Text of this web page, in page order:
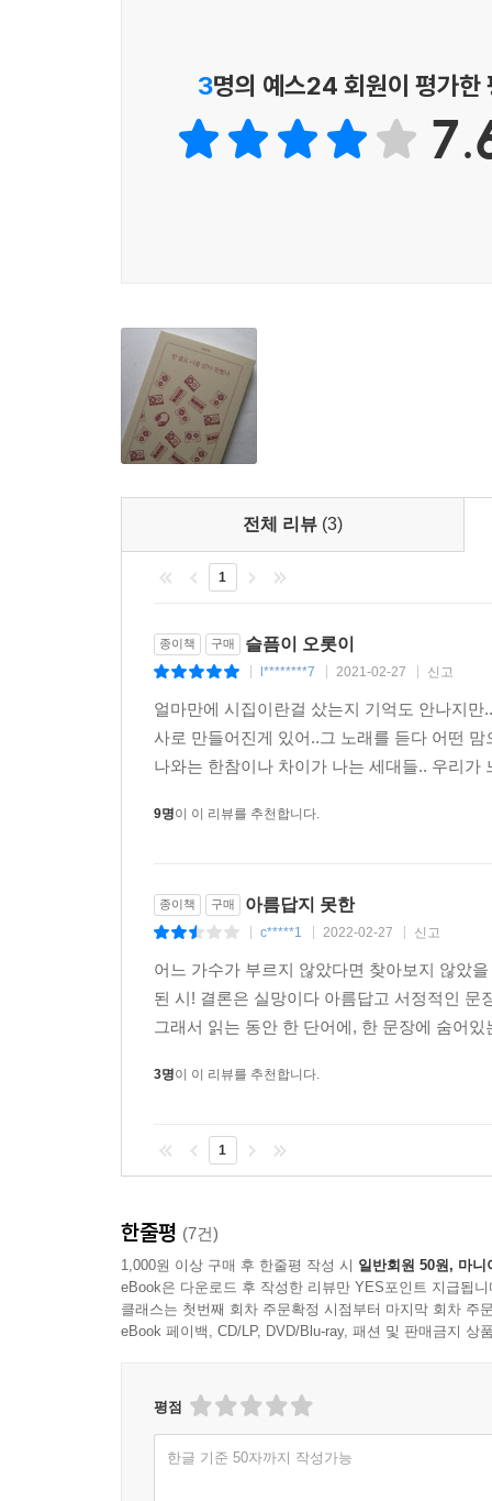
생각했다 위세척을 마치고 돌아오는 길이면 여
내는 동안에도 내가 할 수 있는 건 그저 편지를 적
스스로 읽어보는 것 내가 어떤 사람인지
끝과 눈물과 다음이 계속된다면
우리 서로 끌어안을까요
겹쳐질 수 있나요 두 개의 심장이 가까워지면
무엇을 들을 수 있나요 어둠 속에서
너는 무엇을 듣고 있었나요
온 동네를 뛰어다니다 머리를 붙잡고 뒹굴어요
현악기가 머릿속을 가득 메워요
잠이 와요
꿈속에선 손 닿는 것마다 시들어가요 온몸에 피부
붉은 반점마다 꽃을 그리려는 사람이 있어요
길 잃은 모든 동물들은 미치기 시작해요 자신의 앞
꿈이라는 걸 알아챈 듯이
그는 무엇이 그렇게도 그립고 슬픈 걸까요
끝이 나고 눈물을 흘려도 정말
다음은 계속되는 걸까요
벌써 그렇게 많은 계절이 지났나요
--- p.60
회사 생활이 힘들다고 우는 너에게 그만두라는
다는 게 계속 일할 의지 계속 살아갈 의지가 없다
어떤 사랑은 마른 수건으로 머리카락의 물기를 털
멀쩡해 보여도 이 집에는 곰팡이가 떠다녔다 넓
돈이 필요하고 몇 년은 성실히 일해야 하고 씀씀
3명의 예스24 회원이 평가한
전체 리뷰 (3)
1
종이책 구매 슬픔이 오롯이
l********7 2021-02-27 신고
얼마만에 시집이란걸 샀는지 기억도 안나지
사로 만들어진게 있어..그 노래를 듣다 어떤
나와는 한참이나 차이가 나는 세대들.. 우리
9명이 이 리뷰를 추천합니다.
종이책 구매 아름답지 못한
c*****1 2022-02-27 신고
어느 가수가 부르지 않았다면 찾아보지 않았
된 시! 결론은 실망이다 아름답고 서정적인
그래서 읽는 동안 한 단어에, 한 문장에 숨어
3명이 이 리뷰를 추천합니다.
1
한줄평 (7건)
1,000원 이상 구매 후 한줄평 작성 시 일반회원 50원, 마니
eBook은 다운로드 후 작성한 리뷰만 YES포인트 지급됩니
클래스는 첫번째 회차 주문확정 시점부터 마지막 회차 주
eBook 페이백, CD/LP, DVD/Blu-ray, 패션 및 판매금지 상
평점
한글 기준 50자까지 작성가능